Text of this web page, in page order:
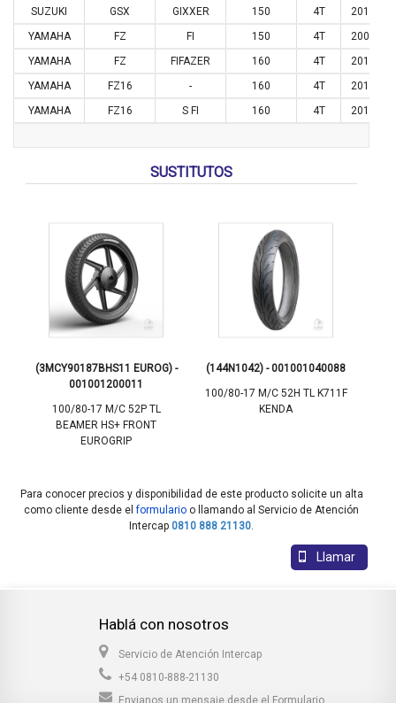
SUZUKI
GSX GIXXER 150 4T 2015
YAMAHA
FZ FI 150 4T 2008
YAMAHA
FZ FIFAZER 160 4T 2016
YAMAHA
FZ16 - 160 4T 2010
YAMAHA
FZ16 S FI 160 4T 2013
SUSTITUTOS
(3MCY90187BHS11 EUROG) -
001001200011
100/80-17 M/C 52P TL
BEAMER HS+ FRONT
EUROGRIP
(144N1042) - 001001040088
100/80-17 M/C 52H TL K711F
KENDA
Para conocer precios y disponibilidad de este producto solicite un alta
como cliente desde elformulario o llamando al Servicio de Atención
Intercap 0810 888 21130
Llamar
Hablá con nosotros
Servicio de Atención Intercap
+54 0810-888-21130
Envianos un mensaje desde el Formulario